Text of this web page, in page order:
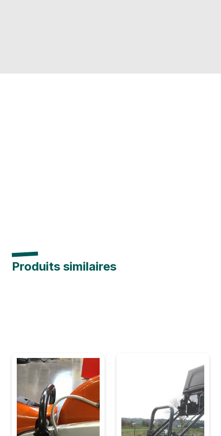
Produits similaires